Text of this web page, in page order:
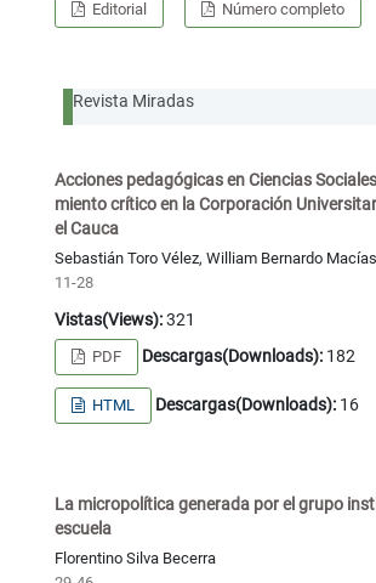
Editorial Número completo
Revista Miradas
Acciones pedagógicas en Ciencias
miento crítico en la Corporación
el Cauca
Sebastián Toro Vélez, William Bernardo
11-28
Vistas(Views):321
PDF Descargas(Downloads): 182
HTML Descargas(Downloads): 16
La micropolítica generada por el grupo
escuela
Florentino Silva Becerra